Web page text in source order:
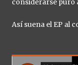
considerarse puro
Así suena el EP al